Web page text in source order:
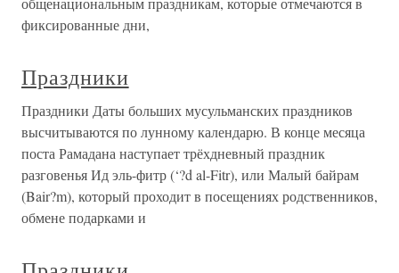
фиксированные дни,
Праздники
Праздники Даты больших мусульманских праздников
высчитываются по лунному календарю. В конце месяца
поста Рамадана наступает трёхдневный праздник
разговенья Ид эль-фитр (‘?d al-Fitr), или Малый байрам
(Bair?m), который проходит в посещениях родственников,
обмене подарками и